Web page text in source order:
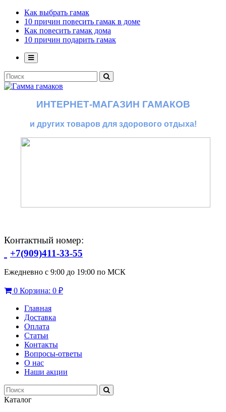
Как выбрать гамак
10 причин повесить гамак в доме
Как повесить гамак дома
10 причин подарить гамак
ИНТЕРНЕТ-МАГАЗИН ГАМАКОВ
и других товаров для здорового отдыха!
Контактный номер:
+7(909)411-33-55
Ежедневно с 9:00 до 19:00 по МСК
0 Корзина: 0 ₽
Главная
Доставка
Оплата
Статьи
Контакты
Вопросы-ответы
О нас
Наши акции
Каталог